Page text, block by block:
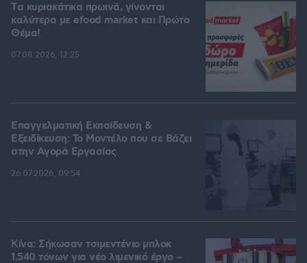
Tα κυριακάτικα πρωινά, γίνονται
καλύτερα με efood market και Πρώτο
Θέμα!
07.08.2026, 12:25
Επαγγελματική Εκπαίδευση &
Εξειδίκευση: Το Mοντέλο που σε Bάζει
στην Aγορά Eργασίας
26.07.2026, 09:54
Κίνα: Σήκωσαν τσιμεντένιο μπλοκ
1.540 τόνων για νέο λιμενικό έργο –